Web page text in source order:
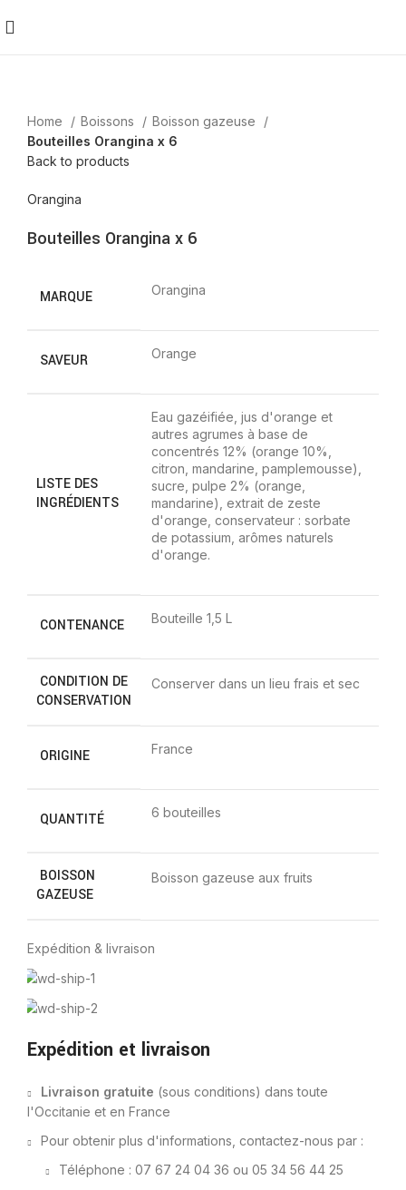
Home Boissons
Boisson gazeuse
Bouteilles Orangina x 6
Back to products
Orangina
Bouteilles Orangina x 6
MARQUE Orangina
SAVEUR Orange
LISTE DES
INGRÉDIENTS
Eau gazéifiée, jus d'orange et
autres agrumes à base de
concentrés 12% (orange 10%,
citron, mandarine, pamplemousse),
sucre, pulpe 2% (orange,
mandarine), extrait de zeste
d'orange, conservateur : sorbate
de potassium, arômes naturels
d'orange.
CONTENANCE Bouteille 1,5 L
CONDITION DE
CONSERVATION
Conserver dans un lieu frais et sec
ORIGINE France
QUANTITÉ 6 bouteilles
BOISSON
GAZEUSE
Boisson gazeuse aux fruits
Expédition & livraison
Expédition et livraison
Livraison gratuite (sous conditions) dans toute
l'Occitanie et en France
Pour obtenir plus d'informations, contactez-nous par :
Téléphone : 07 67 24 04 36 ou 05 34 56 44 25